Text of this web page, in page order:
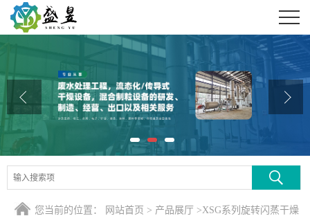
公司介绍
公司动态
产品展厅
证书荣誉
联系方式
您当前的位置： 网站首页 > 产品展厅 >XSG系列旋转闪蒸干燥